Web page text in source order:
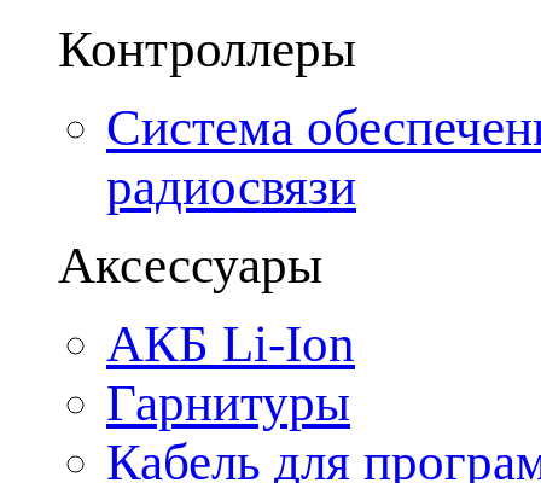
Контроллеры
Система
радиосвязи
Аксессуары
АКБ Li-Ion
Гарнитуры
Кабель для